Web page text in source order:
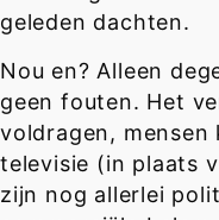
geleden dachten.
Nou en? Alleen
geen fouten. Het
voldragen, mensen
televisie (in plaats
zijn nog allerlei